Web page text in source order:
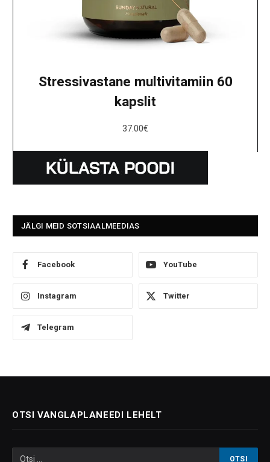
Stressivastane multivitamiin 60
kapslit
37.00€
JÄLGI MEID SOTSIAALMEEDIAS
Facebook YouTube
Instagram Twitter
Telegram
OTSI VANGLAPLANEEDI LEHELT